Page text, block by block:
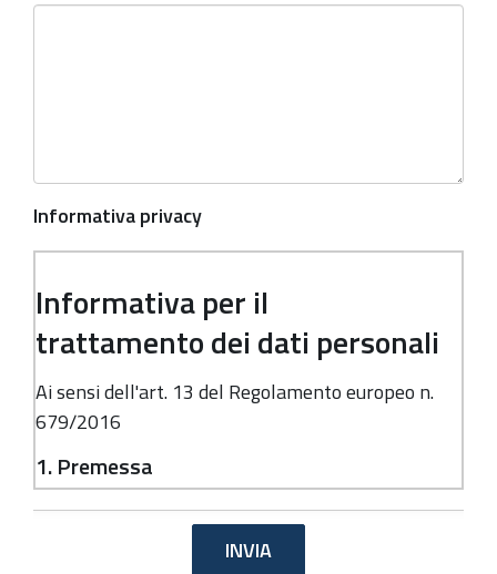
Informativa privacy
Informativa per il
trattamento dei dati personali
Ai sensi dell'art. 13 del Regolamento europeo n.
679/2016
1. Premessa
Ai sensi dell'art. 13 del Regolamento europeo n.
679/2016, la Giunta della Regione Emilia-